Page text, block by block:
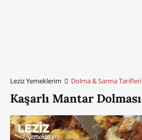
Leziz Yemeklerim Dolma & Sarma Tarifleri
Kaşarlı Mantar Dolması